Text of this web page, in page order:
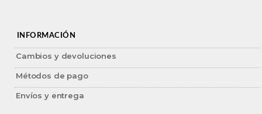
INFORMACIÓN
Cambios y devoluciones
Métodos de pago
Envíos y entrega